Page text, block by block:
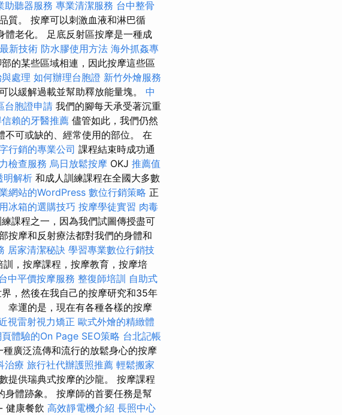
助聽器服務 專業清潔服務 台中整骨
質。 按摩可以刺激血液和淋巴循
體老化。 足底反射區按摩是一種成
新技術 防水膠使用方法 海外抓姦專
的某些區域相連，因此按摩這些區
處理 如何辦理台胞證 新竹外燴服務
以緩解過載並幫助釋放能量塊。 中
台胞證申請 我們的腳每天承受著沉重
賴的牙醫推薦 儘管如此，我們仍然
可或缺的、經常使用的部位。 在
行銷的專業公司 課程結束時成功通
檢查服務 烏日放鬆按摩 OKJ 推薦值
明解析 和成人訓練課程在全國大多數
網站的WordPress 數位行銷策略 正
冰箱的選購技巧 按摩學徒實習 肉毒
課程之一，因為我們試圖傳授盡可
按摩和反射療法都對我們的身體和
居家清潔秘訣 學習專業數位行銷技
，按摩課程，按摩教育，按摩培
中平價按摩服務 整復師培訓 自助式
，然後在我自己的按摩研究和35年
幸運的是，現在有各種各樣的按摩
視雷射視力矯正 歐式外燴的精緻體
體驗的On Page SEO策略 台北記帳
種廣泛流傳和流行的放鬆身心的按摩
治療 旅行社代辦護照推薦 輕鬆搬家
提供瑞典式按摩的沙龍。 按摩課程
身體跡象。 按摩師的首要任務是幫
健康餐飲 高效靜電機介紹 長照中心